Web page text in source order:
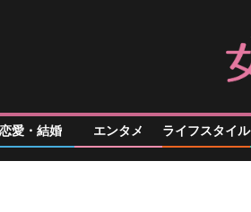
恋愛・結婚 エンタメ ライフスタイル